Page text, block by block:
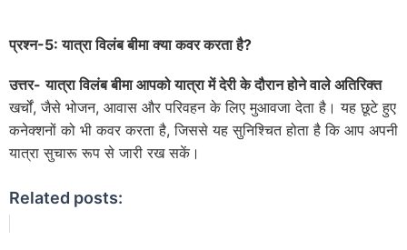
प्रश्न-5:यात्रा विलंब बीमा क्या कवर करता है?
उत्तर- यात्रा विलंब बीमा आपको यात्रा में देरी के दौरान होने वाले अतिरिक्त
खर्चों, जैसे भोजन, आवास और परिवहन के लिए मुआवजा देता है। यह छूटे हुए
कनेक्शनों को भी कवर करता है, जिससे यह सुनिश्चित होता है कि आप अपनी
यात्रा सुचारू रूप से जारी रख सकें।
Related posts: